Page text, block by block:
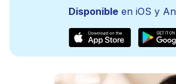
Disponibleen iOS y